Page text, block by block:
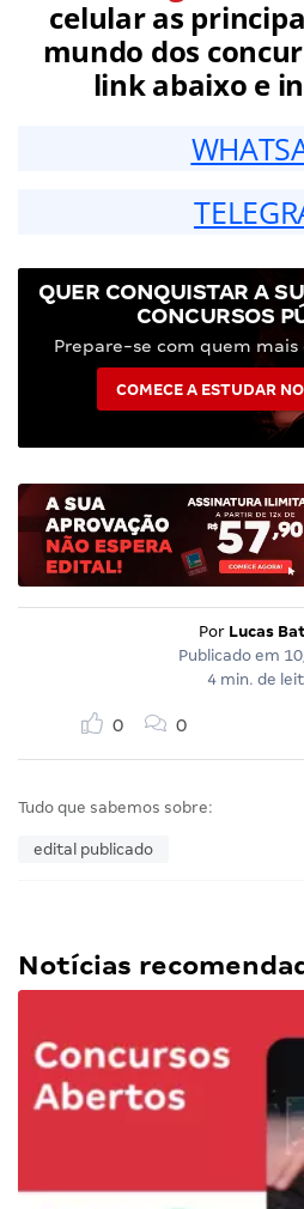
celular as
mundo dos
link abaixo e
QUER CONQUISTAR A
CONCURSOS
Prepare-se com quem
COMECE A ESTUDAR
Por Lucas
Publicado em
4 min. de
0 0
Tudo que sabemos sobre:
edital publicado
Notícias